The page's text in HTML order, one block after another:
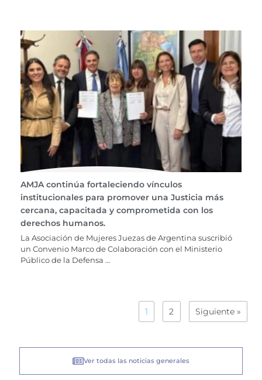
AMJA continúa fortaleciendo vínculos
institucionales para promover una Justicia más
cercana, capacitada y comprometida con los
derechos humanos.
La Asociación de Mujeres Juezas de Argentina suscribió
un Convenio Marco de Colaboración con el Ministerio
Público de la Defensa …
1 2 Siguiente »
Ver todas las noticias generales